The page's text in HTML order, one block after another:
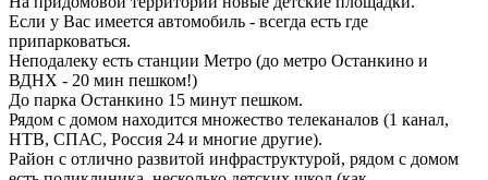
Если у Вас имеется автомобиль - всегда есть где
припарковаться.
Неподалеку есть станции Метро (до метро Останкино и
ВДНХ - 20 мин пешком!)
До парка Останкино 15 минут пешком.
Рядом с домом находится множество телеканалов (1 канал,
НТВ, СПАС, Россия 24 и многие другие).
Район с отлично развитой инфраструктурой, рядом с домом